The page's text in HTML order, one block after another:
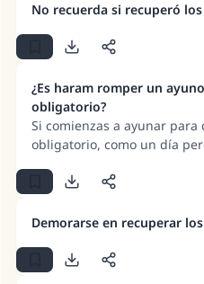
No recuerda si recuperó
¿Es haram romper un
obligatorio?
Si comienzas a ayunar
obligatorio, como un día
tienes permitido romperlo
Demorarse en recuperar